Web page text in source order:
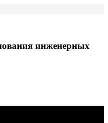
инженерных